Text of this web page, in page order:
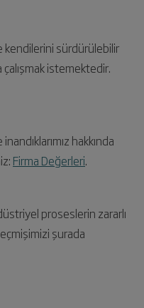
kendilerini sürdürülebilir
istemektedir.
hakkında
Firma Değerleri.
proseslerin zararlı
şurada